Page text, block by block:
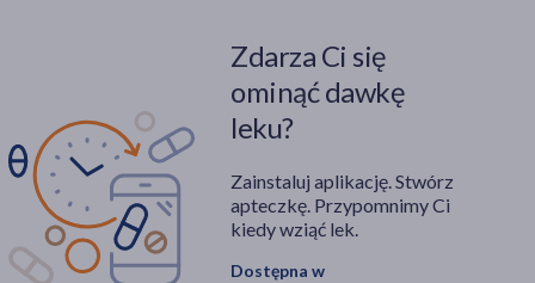
Zdarza Ci się
ominąć dawkę
leku?
Zainstaluj aplikację. Stwórz
apteczkę. Przypomnimy Ci
kiedy wziąć lek.
Dostępna w